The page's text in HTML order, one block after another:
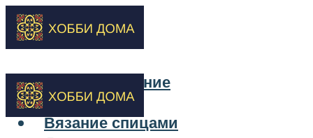
Бисероплетение
Вышивка
Вязание спицами